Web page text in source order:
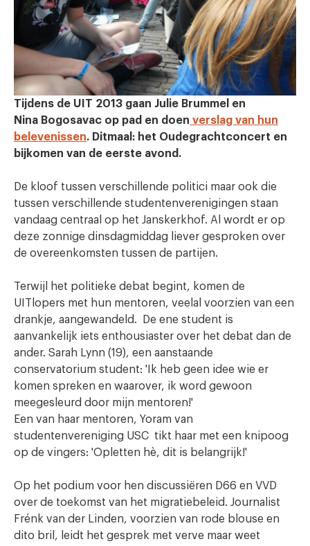
Tijdens de UIT 2013 gaan Julie Brummel en
Nina Bogosavac op pad en doen verslag van hun
belevenissen. Ditmaal: het Oudegrachtconcert en
bijkomen van de eerste avond.
De kloof tussen verschillende politici maar ook die
tussen verschillende studentenverenigingen staan
vandaag centraal op het Janskerkhof. Al wordt er op
deze zonnige dinsdagmiddag liever gesproken over
de overeenkomsten tussen de partijen.
Terwijl het politieke debat begint, komen de
UITlopers met hun mentoren, veelal voorzien van een
drankje, aangewandeld. De ene student is
aanvankelijk iets enthousiaster over het debat dan de
ander. Sarah Lynn (19), een aanstaande
conservatorium student: 'Ik heb geen idee wie er
komen spreken en waarover, ik word gewoon
meegesleurd door mijn mentoren!'
Een van haar mentoren, Yoram van
studentenvereniging USC tikt haar met een knipoog
op de vingers: 'Opletten hè, dit is belangrijk!'
Op het podium voor hen discussiëren D66 en VVD
over de toekomst van het migratiebeleid. Journalist
Frénk van der Linden, voorzien van rode blouse en
dito bril, leidt het gesprek met verve maar weet